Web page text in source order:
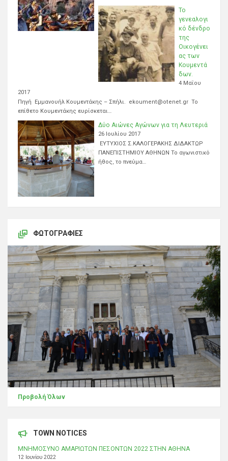
Το
γενεαλογι
κό δένδρο
της
Οικογένει
ας των
Κουμεντά
δων.
4 Μαΐου
2017
Πηγή Εμμανουήλ Κουμεντάκης – Σπήλι. ekoument@otenet.gr Το
επίθετο Κουμεντάκης ευρίσκεται…
Δύο Αιώνες Αγώνων για τη Λευτεριά
26 Ιουλίου 2017
ΕΥΤΥΧΙΟΣ Σ.ΚΑΛΟΓΕΡΑΚΗΣ ΔΙΔΑΚΤΩΡ
ΠΑΝΕΠΙΣΤΗΜΙΟΥ ΑΘΗΝΩΝ Το αγωνιστικό
ήθος, το πνεύμα…
ΦΩΤΟΓΡΑΦΊΕΣ
Προβολή Όλων
TOWN NOTICES
ΜΝΗΜΟΣΥΝΟ ΑΜΑΡΙΩΤΩΝ ΠΕΣΟΝΤΩΝ 2022 ΣΤΗΝ ΑΘΗΝΑ
12 Ιουνίου 2022